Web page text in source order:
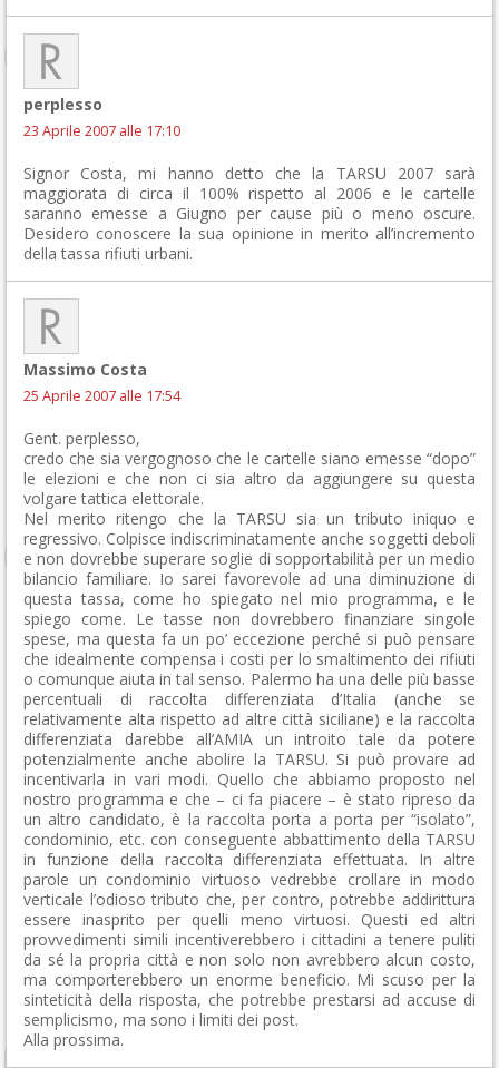
perplesso
23 Aprile 2007 alle 17:10
Signor Costa, mi hanno detto che la TARSU 2007 sarà
maggiorata di circa il 100% rispetto al 2006 e le cartelle
saranno emesse a Giugno per cause più o meno oscure.
Desidero conoscere la sua opinione in merito all’incremento
della tassa rifiuti urbani.
Massimo Costa
25 Aprile 2007 alle 17:54
Gent. perplesso,
credo che sia vergognoso che le cartelle siano emesse “dopo”
le elezioni e che non ci sia altro da aggiungere su questa
volgare tattica elettorale.
Nel merito ritengo che la TARSU sia un tributo iniquo e
regressivo. Colpisce indiscriminatamente anche soggetti deboli
e non dovrebbe superare soglie di sopportabilità per un medio
bilancio familiare. Io sarei favorevole ad una diminuzione di
questa tassa, come ho spiegato nel mio programma, e le
spiego come. Le tasse non dovrebbero finanziare singole
spese, ma questa fa un po’ eccezione perché si può pensare
che idealmente compensa i costi per lo smaltimento dei rifiuti
o comunque aiuta in tal senso. Palermo ha una delle più basse
percentuali di raccolta differenziata d’Italia (anche se
relativamente alta rispetto ad altre città siciliane) e la raccolta
differenziata darebbe all’AMIA un introito tale da potere
potenzialmente anche abolire la TARSU. Si può provare ad
incentivarla in vari modi. Quello che abbiamo proposto nel
nostro programma e che – ci fa piacere – è stato ripreso da
un altro candidato, è la raccolta porta a porta per “isolato”,
condominio, etc. con conseguente abbattimento della TARSU
in funzione della raccolta differenziata effettuata. In altre
parole un condominio virtuoso vedrebbe crollare in modo
verticale l’odioso tributo che, per contro, potrebbe addirittura
essere inasprito per quelli meno virtuosi. Questi ed altri
provvedimenti simili incentiverebbero i cittadini a tenere puliti
da sé la propria città e non solo non avrebbero alcun costo,
ma comporterebbero un enorme beneficio. Mi scuso per la
sinteticità della risposta, che potrebbe prestarsi ad accuse di
semplicismo, ma sono i limiti dei post.
Alla prossima.